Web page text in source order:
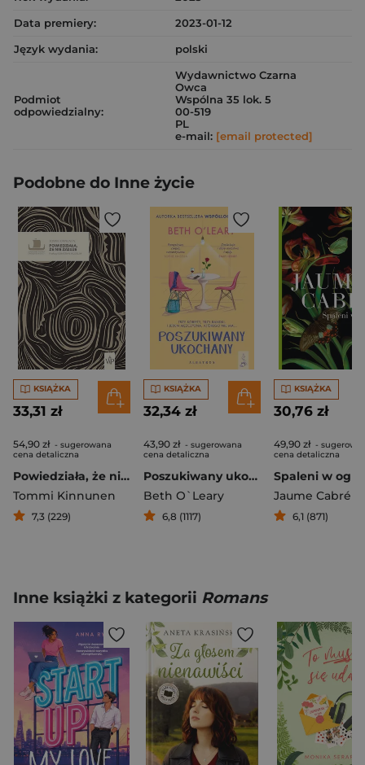
Data premiery:
2023-01-12
Język wydania:
polski
Podmiot
odpowiedzialny:
Wydawnictwo Czarna
Owca
Wspólna 35 lok. 5
00-519
PL
e-mail: [email protected]
Podobne do Inne życie
KSIĄŻKA
33,31 zł
54,90 zł - sugerowana
cena detaliczna
Powiedziała, że nie żałuje
Tommi Kinnunen
7,3 (229)
KSIĄŻKA
32,34 zł
43,90 zł - sugerowana
cena detaliczna
Poszukiwany ukochany
Beth O`Leary
6,8 (1117)
KSIĄŻKA
30,76 zł
49,90 zł -
cena detaliczna
Spaleni w
Jaume Cabré
6,1 (871)
Inne książki z kategorii Romans